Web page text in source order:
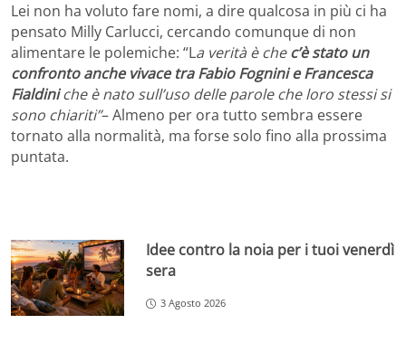
Lei non ha voluto fare nomi, a dire qualcosa in più ci ha
pensato Milly Carlucci, cercando comunque di non
alimentare le polemiche: “La verità è chec’è stato un
confronto anche vivace tra Fabio Fognini e Francesca
Fialdiniche è nato sull’uso delle parole che loro stessi si
sono chiariti”– Almeno per ora tutto sembra essere
tornato alla normalità, ma forse solo fino alla prossima
puntata.
Idee contro la noia per i tuoi venerdì
sera
3 Agosto 2026